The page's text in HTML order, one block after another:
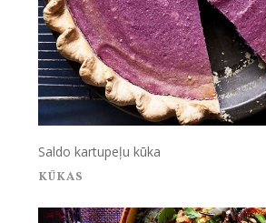
Saldo kartupeļu kūka
KŪKAS